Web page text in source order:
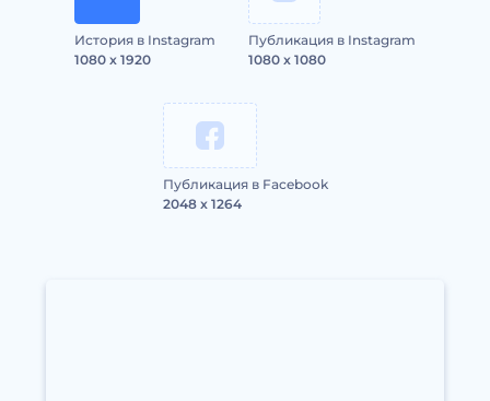
История в Instagram
1080 x 1920
Публикация в Instagram
1080 x 1080
Публикация в Facebook
2048 x 1264